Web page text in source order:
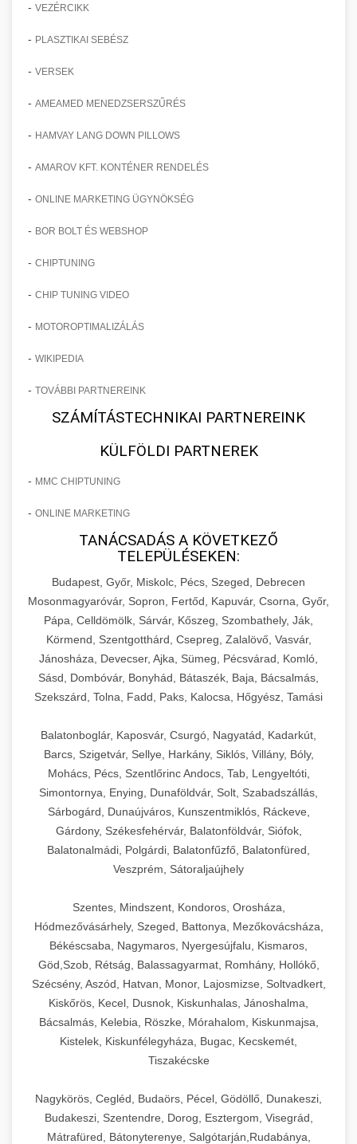
- VEZÉRCIKK
- PLASZTIKAI SEBÉSZ
- VERSEK
- AMEAMED MENEDZSERSZŰRÉS
- HAMVAY LANG DOWN PILLOWS
- AMAROV KFT. KONTÉNER RENDELÉS
- ONLINE MARKETING ÜGYNÖKSÉG
- BOR BOLT ÉS WEBSHOP
- CHIPTUNING
- CHIP TUNING VIDEO
- MOTOROPTIMALIZÁLÁS
- WIKIPEDIA
- TOVÁBBI PARTNEREINK
SZÁMÍTÁSTECHNIKAI PARTNEREINK
KÜLFÖLDI PARTNEREK
- MMC CHIPTUNING
- ONLINE MARKETING
TANÁCSADÁS A KÖVETKEZŐ
TELEPÜLÉSEKEN:
Budapest, Győr, Miskolc, Pécs, Szeged, Debrecen
Mosonmagyaróvár, Sopron, Fertőd, Kapuvár, Csorna, Győr,
Pápa, Celldömölk, Sárvár, Kőszeg, Szombathely, Ják,
Körmend, Szentgotthárd, Csepreg, Zalalövő, Vasvár,
Jánosháza, Devecser, Ajka, Sümeg, Pécsvárad, Komló,
Sásd, Dombóvár, Bonyhád, Bátaszék, Baja, Bácsalmás,
Szekszárd, Tolna, Fadd, Paks, Kalocsa, Hőgyész, Tamási
Balatonboglár, Kaposvár, Csurgó, Nagyatád, Kadarkút,
Barcs, Szigetvár, Sellye, Harkány, Siklós, Villány, Bóly,
Mohács, Pécs, Szentlőrinc Andocs, Tab, Lengyeltóti,
Simontornya, Enying, Dunaföldvár, Solt, Szabadszállás,
Sárbogárd, Dunaújváros, Kunszentmiklós, Ráckeve,
Gárdony, Székesfehérvár, Balatonföldvár, Siófok,
Balatonalmádi, Polgárdi, Balatonfűzfő, Balatonfüred,
Veszprém, Sátoraljaújhely
Szentes, Mindszent, Kondoros, Orosháza,
Hódmezővásárhely, Szeged, Battonya, Mezőkovácsháza,
Békéscsaba, Nagymaros, Nyergesújfalu, Kismaros,
Göd,Szob, Rétság, Balassagyarmat, Romhány, Hollókő,
Szécsény, Aszód, Hatvan, Monor, Lajosmizse, Soltvadkert,
Kiskőrös, Kecel, Dusnok, Kiskunhalas, Jánoshalma,
Bácsalmás, Kelebia, Röszke, Mórahalom, Kiskunmajsa,
Kistelek, Kiskunfélegyháza, Bugac, Kecskemét,
Tiszakécske
Nagykörös, Cegléd, Budaörs, Pécel, Gödöllő, Dunakeszi,
Budakeszi, Szentendre, Dorog, Esztergom, Visegrád,
Mátrafüred, Bátonyterenye, Salgótarján,Rudabánya,